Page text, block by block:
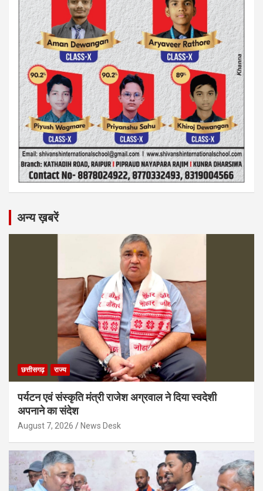
अन्य ख़बरें
छत्तीसगढ़ राज्य
पर्यटन एवं संस्कृति मंत्री राजेश अग्रवाल ने दिया स्वदेशी
अपनाने का संदेश
August 7, 2026 News Desk